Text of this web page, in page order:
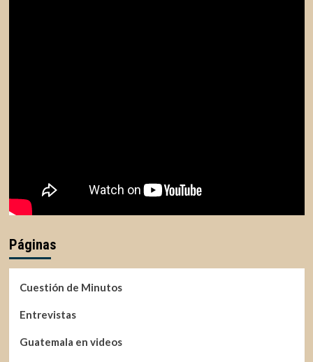
Páginas
Cuestión de Minutos
Entrevistas
Guatemala en videos